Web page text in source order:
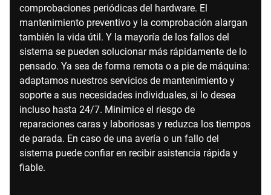
comprobaciones periódicas del hardware. El
mantenimiento preventivo y la comprobación alargan
también la vida útil. Y la mayoría de los fallos del
sistema se pueden solucionar más rápidamente de lo
pensado. Ya sea de forma remota o a pie de máquina:
adaptamos nuestros servicios de mantenimiento y
soporte a sus necesidades individuales, si lo desea
incluso hasta 24/7. Minimice el riesgo de
reparaciones caras y laboriosas y reduzca los tiempos
de parada. En caso de una avería o un fallo del
sistema puede confiar en recibir asistencia rápida y
fiable.